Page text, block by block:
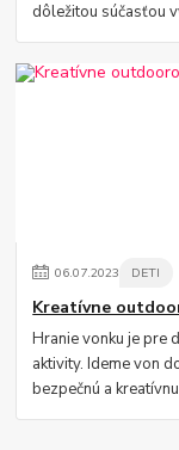
dôležitou súčasťou
06.07.2023 DETI
Kreatívne
Hranie vonku je pre
aktivity. Ideme von
bezpečnú a